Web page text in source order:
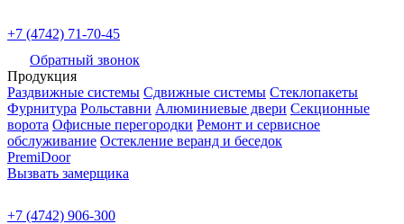
+7 (4742) 71-70-45
Обратный звонок
Продукция
Раздвижные системы Сдвижные системы Стеклопакеты
Фурнитура Рольставни Алюминиевые двери Секционные
ворота Офисные перегородки Ремонт и сервисное
обслуживание Остекление веранд и беседок
PremiDoor
Вызвать замерщика
+7 (4742) 906-300